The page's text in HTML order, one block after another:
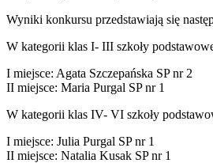
Wyniki konkursu przedstawiają się
W kategorii klas I- III szkoły
I miejsce: Agata Szczepańska SP nr 2
II miejsce: Maria Purgal SP nr 1
W kategorii klas IV- VI szkoły
I miejsce: Julia Purgal SP nr 1
II miejsce: Natalia Kusak SP nr 1